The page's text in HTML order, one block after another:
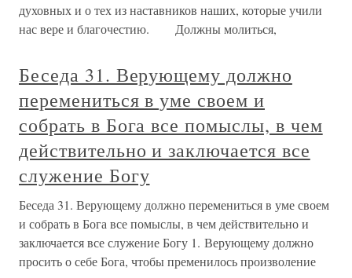
духовных и о тех из наставников наших, которые учили
нас вере и благочестию. Должны молиться,
Беседа 31. Верующему должно
перемениться в уме своем и
собрать в Бога все помыслы, в чем
действительно и заключается все
служение Богу
Беседа 31. Верующему должно перемениться в уме своем
и собрать в Бога все помыслы, в чем действительно и
заключается все служение Богу 1. Верующему должно
просить о себе Бога, чтобы пременилось произволение